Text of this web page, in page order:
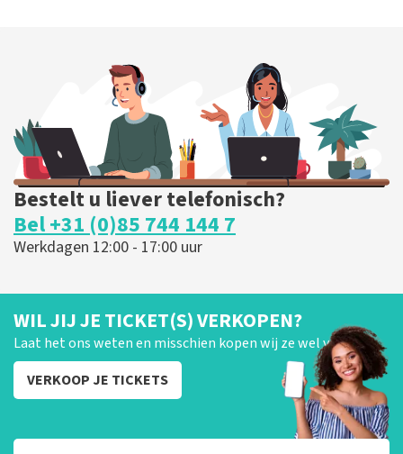
Bestelt u liever telefonisch?
Bel +31 (0)85 744 144 7
Werkdagen 12:00 - 17:00 uur
WIL JIJ JE TICKET(S) VERKOPEN?
Laat het ons weten en misschien kopen wij ze wel van je!
VERKOOP JE TICKETS